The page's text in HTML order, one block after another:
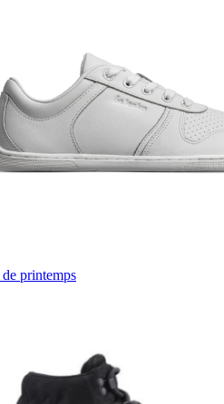
de printemps